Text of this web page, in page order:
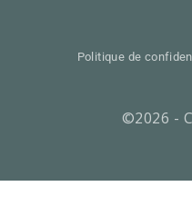
©2026 -
Politique de